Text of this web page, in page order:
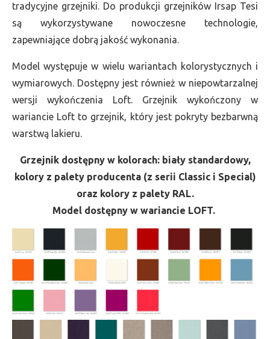
tradycyjne grzejniki. Do produkcji grzejników Irsap Tesi
są wykorzystywane nowoczesne technologie,
zapewniające dobrą jakość wykonania.
Model występuje w wielu wariantach kolorystycznych i
wymiarowych. Dostępny jest również w niepowtarzalnej
wersji wykończenia Loft. Grzejnik wykończony w
wariancie Loft to grzejnik, który jest pokryty bezbarwną
warstwą lakieru.
Grzejnik dostępny w kolorach: biały standardowy,
kolory z palety producenta (z serii Classic i Special)
oraz kolory z palety RAL.
Model dostępny w wariancie LOFT.